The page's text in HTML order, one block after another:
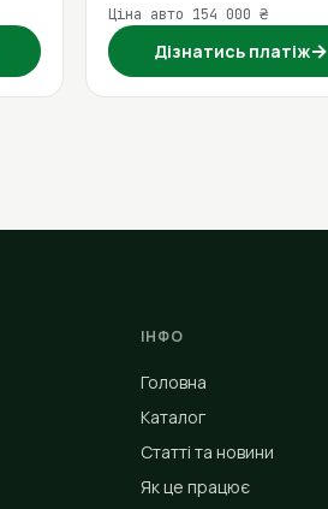
Ціна авто 154 000 ₴
Дізнатись платіж→
ІНФО
Головна
Каталог
Статті та новини
Як це працює